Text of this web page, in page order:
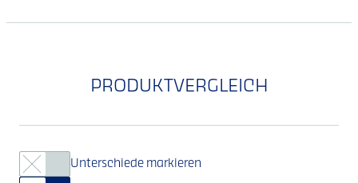
PRODUKTVERGLEICH
Unterschiede markieren